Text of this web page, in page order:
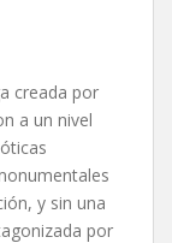
creada por
a un nivel
y sin una
por